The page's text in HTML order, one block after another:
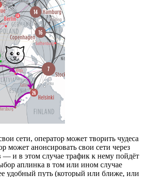
сети, оператор может творить чудеса
может анонсировать свои сети через
— и в этом случае трафик к нему пойдёт
аплинка в том или ином случае
удобный путь (который или ближе, или